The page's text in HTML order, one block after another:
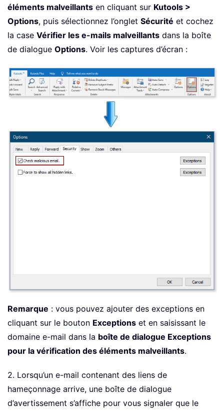
éléments malveillants en cliquant sur Kutools >
Options, puis sélectionnez l’onglet Sécurité et cochez
la case Vérifier les e-mails malveillants dans la boîte
de dialogue Options. Voir les captures d’écran :
Remarque : vous pouvez ajouter des exceptions en
cliquant sur le bouton Exceptions et en saisissant le
domaine e-mail dans la boîte de dialogue Exceptions
pour la vérification des éléments malveillants.
2. Lorsqu’un e-mail contenant des liens de
hameçonnage arrive, une boîte de dialogue
d’avertissement s’affiche pour vous signaler que le